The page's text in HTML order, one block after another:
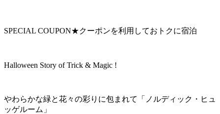
SPECIAL COUPON★クーポンを利用しておトクに宿泊
Halloween Story of Trick & Magic !
やわらかな緑と花々の彩りに包まれて「ノルディック・ヒュ
ッゲルーム」